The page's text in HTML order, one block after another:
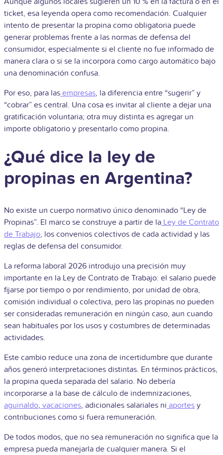
ticket, esa leyenda opera como recomendación. Cualquier
intento de presentar la propina como obligatoria puede
generar problemas frente a las normas de defensa del
consumidor, especialmente si el cliente no fue informado de
manera clara o si se la incorpora como cargo automático bajo
una denominación confusa.
Por eso, para las empresas, la diferencia entre “sugerir” y
“cobrar” es central. Una cosa es invitar al cliente a dejar una
gratificación voluntaria; otra muy distinta es agregar un
importe obligatorio y presentarlo como propina.
¿Qué dice la ley de
propinas en Argentina?
No existe un cuerpo normativo único denominado “Ley de
Propinas”. El marco se construye a partir de la Ley de Contrato
de Trabajo, los convenios colectivos de cada actividad y las
reglas de defensa del consumidor.
La reforma laboral 2026 introdujo una precisión muy
importante en la Ley de Contrato de Trabajo: el salario puede
fijarse por tiempo o por rendimiento, por unidad de obra,
comisión individual o colectiva, pero las propinas no pueden
ser consideradas remuneración en ningún caso, aun cuando
sean habituales por los usos y costumbres de determinadas
actividades.
Este cambio reduce una zona de incertidumbre que durante
años generó interpretaciones distintas. En términos prácticos,
la propina queda separada del salario. No debería
incorporarse a la base de cálculo de indemnizaciones,
aguinaldo, vacaciones, adicionales salariales ni aportes y
contribuciones como si fuera remuneración.
De todos modos, que no sea remuneración no significa que la
empresa pueda manejarla de cualquier manera. Si el